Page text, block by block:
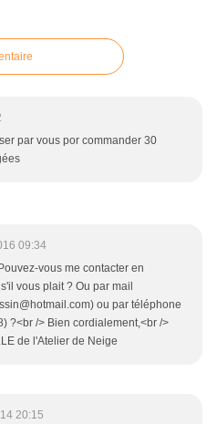
par vous por commander 30
09:34
vous me contacter en
vous plait ? Ou par mail
ou par téléphone
?<br /> Bien cordialement,<br />
de l'Atelier de Neige
20:15